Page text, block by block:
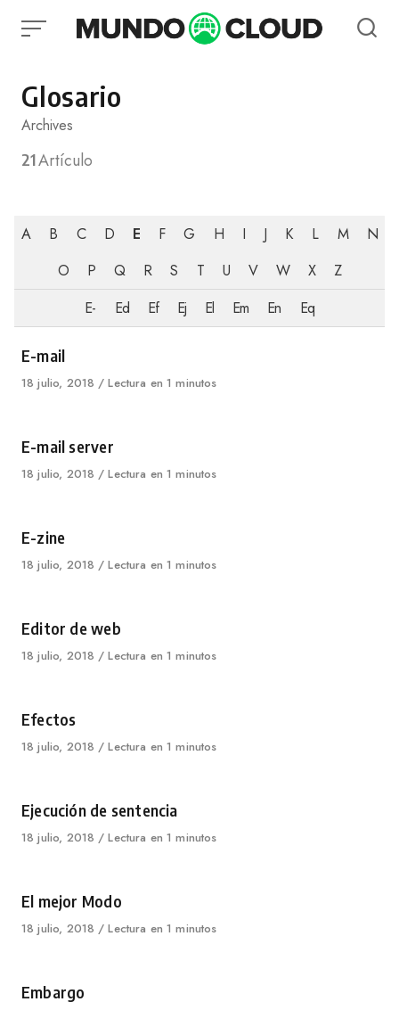
Glosario
Archives
21Artículo
A B C D E F G H I J K L M
N
O
P Q R S T U V W X
Z
E-
Ed Ef Ej El Em En Eq
Category
E-mail
Published
18 julio, 2018 Lectura en 1 minutos
Category
E-mail server
Published
18 julio, 2018 Lectura en 1 minutos
Category
E-zine
Published
18 julio, 2018 Lectura en 1 minutos
Category
Editor de web
Published
18 julio, 2018 Lectura en 1 minutos
Category
Efectos
Published
18 julio, 2018 Lectura en 1 minutos
Category
Ejecución de sentencia
Published
18 julio, 2018 Lectura en 1 minutos
Category
El mejor Modo
Published
18 julio, 2018 Lectura en 1 minutos
Category
Embargo